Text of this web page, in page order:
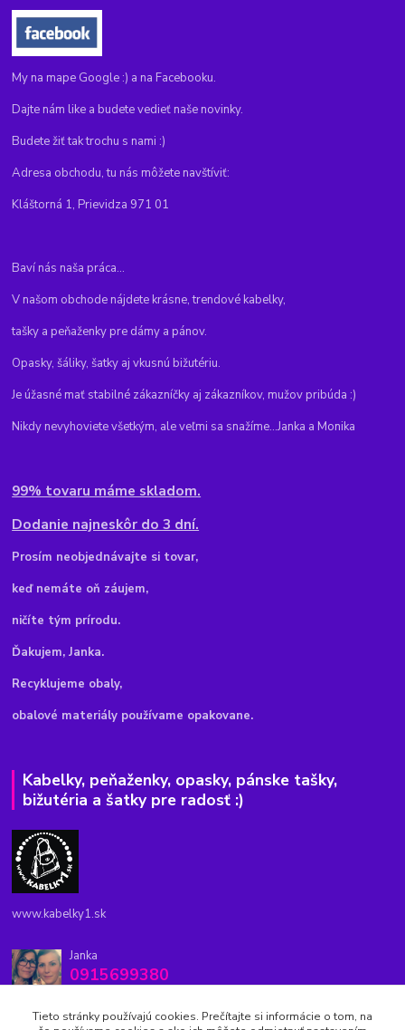
My na mape Google :) a na Facebooku.
Dajte nám like a budete vedieť naše novinky.
Budete žiť tak trochu s nami :)
Adresa obchodu, tu nás môžete navštíviť:
Kláštorná 1, Prievidza 971 01
Baví nás naša práca...
V našom obchode nájdete krásne, trendové kabelky,
tašky a peňaženky pre dámy a pánov.
Opasky, šáliky, šatky aj vkusnú bižutériu.
Je úžasné mať stabilné zákazníčky aj zákazníkov, mužov pribúda :)
Nikdy nevyhoviete všetkým, ale veľmi sa snažíme...Janka a Monika
99% tovaru máme skladom.
Dodanie najneskôr do 3 dní.
Prosím neobjednávajte si tovar,
keď nemáte oň záujem,
ničíte tým prírodu.
Ďakujem, Janka.
Recyklujeme obaly,
obalové materiály používame opakovane.
Kabelky, peňaženky, opasky, pánske tašky,
bižutéria a šatky pre radosť :)
www.kabelky1.sk
Janka
0915699380
kabelky1.sk@gmail.com
Tieto stránky používajú cookies. Prečítajte si informácie o tom, na